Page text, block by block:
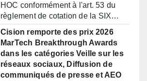
HOC conformément à l'art. 53 du
règlement de cotation de la SIX…
Cision remporte des prix 2026
MarTech Breakthrough Awards
dans les catégories Veille sur les
réseaux sociaux, Diffusion de
communiqués de presse et AEO